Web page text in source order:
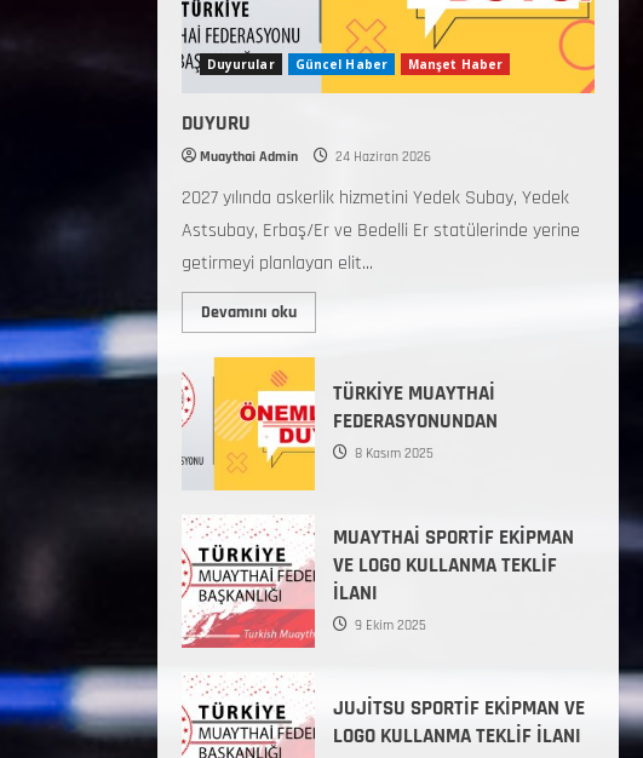
Duyurular Güncel Haber Manşet Haber
DUYURU
Muaythai Admin 24 Haziran 2026
2027 yılında askerlik hizmetini Yedek Subay, Yedek
Astsubay, Erbaş/Er ve Bedelli Er statülerinde yerine
getirmeyi planlayan elit...
Devamını oku
TÜRKİYE MUAYTHAİ
FEDERASYONUNDAN
8 Kasım 2025
MUAYTHAİ SPORTİF EKİPMAN
VE LOGO KULLANMA TEKLİF
İLANI
9 Ekim 2025
JUJİTSU SPORTİF EKİPMAN VE
LOGO KULLANMA TEKLİF İLANI